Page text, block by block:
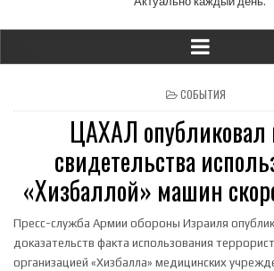
POSTED IN
СОБЫТИЯ
ЦАХАЛ опубликовал
свидетельства
«Хизбаллой» машин
Пресс-служба Армии обороны Израиля
доказательств факта использования
организацией «Хизбалла» медицинских